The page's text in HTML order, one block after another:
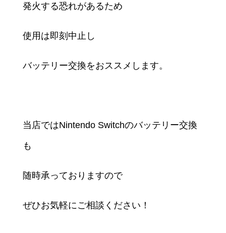
発火する恐れがあるため
使用は即刻中止し
バッテリー交換をおススメします。
当店ではNintendo Switchのバッテリー交換
も
随時承っておりますので
ぜひお気軽にご相談ください！